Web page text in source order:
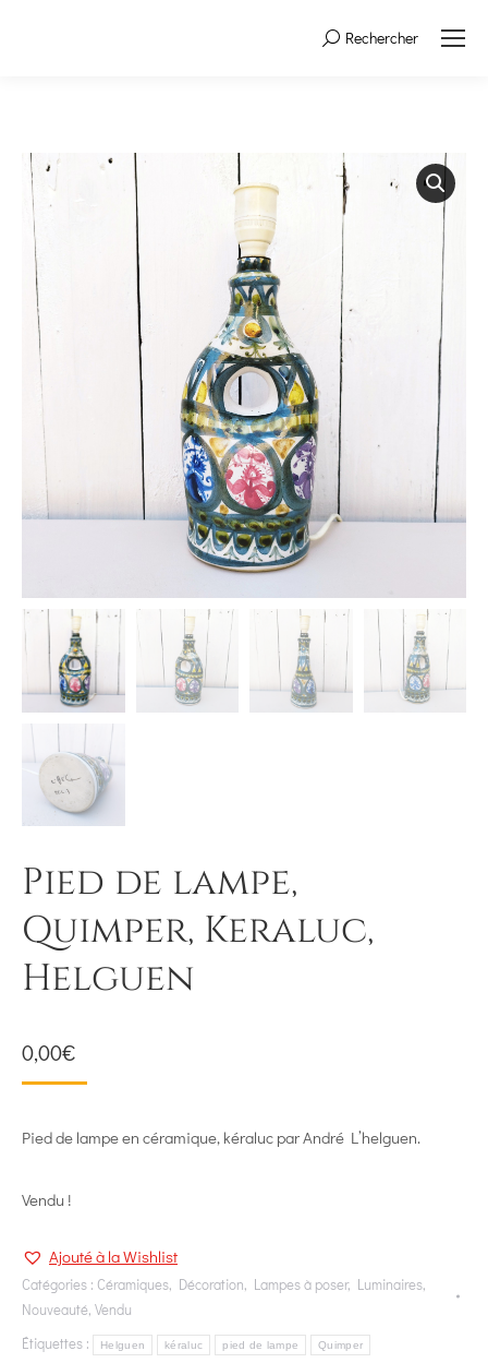
Search:Rechercher
Pied de lampe,
Quimper, Keraluc,
Helguen
0,00€
Pied de lampe en céramique, kéraluc par André L’helguen.
Vendu !
Ajouté à la Wishlist
Catégories : Céramiques, Décoration, Lampes à poser, Luminaires,
Nouveauté, Vendu
Étiquettes :
Helguen kéraluc pied de lampe Quimper